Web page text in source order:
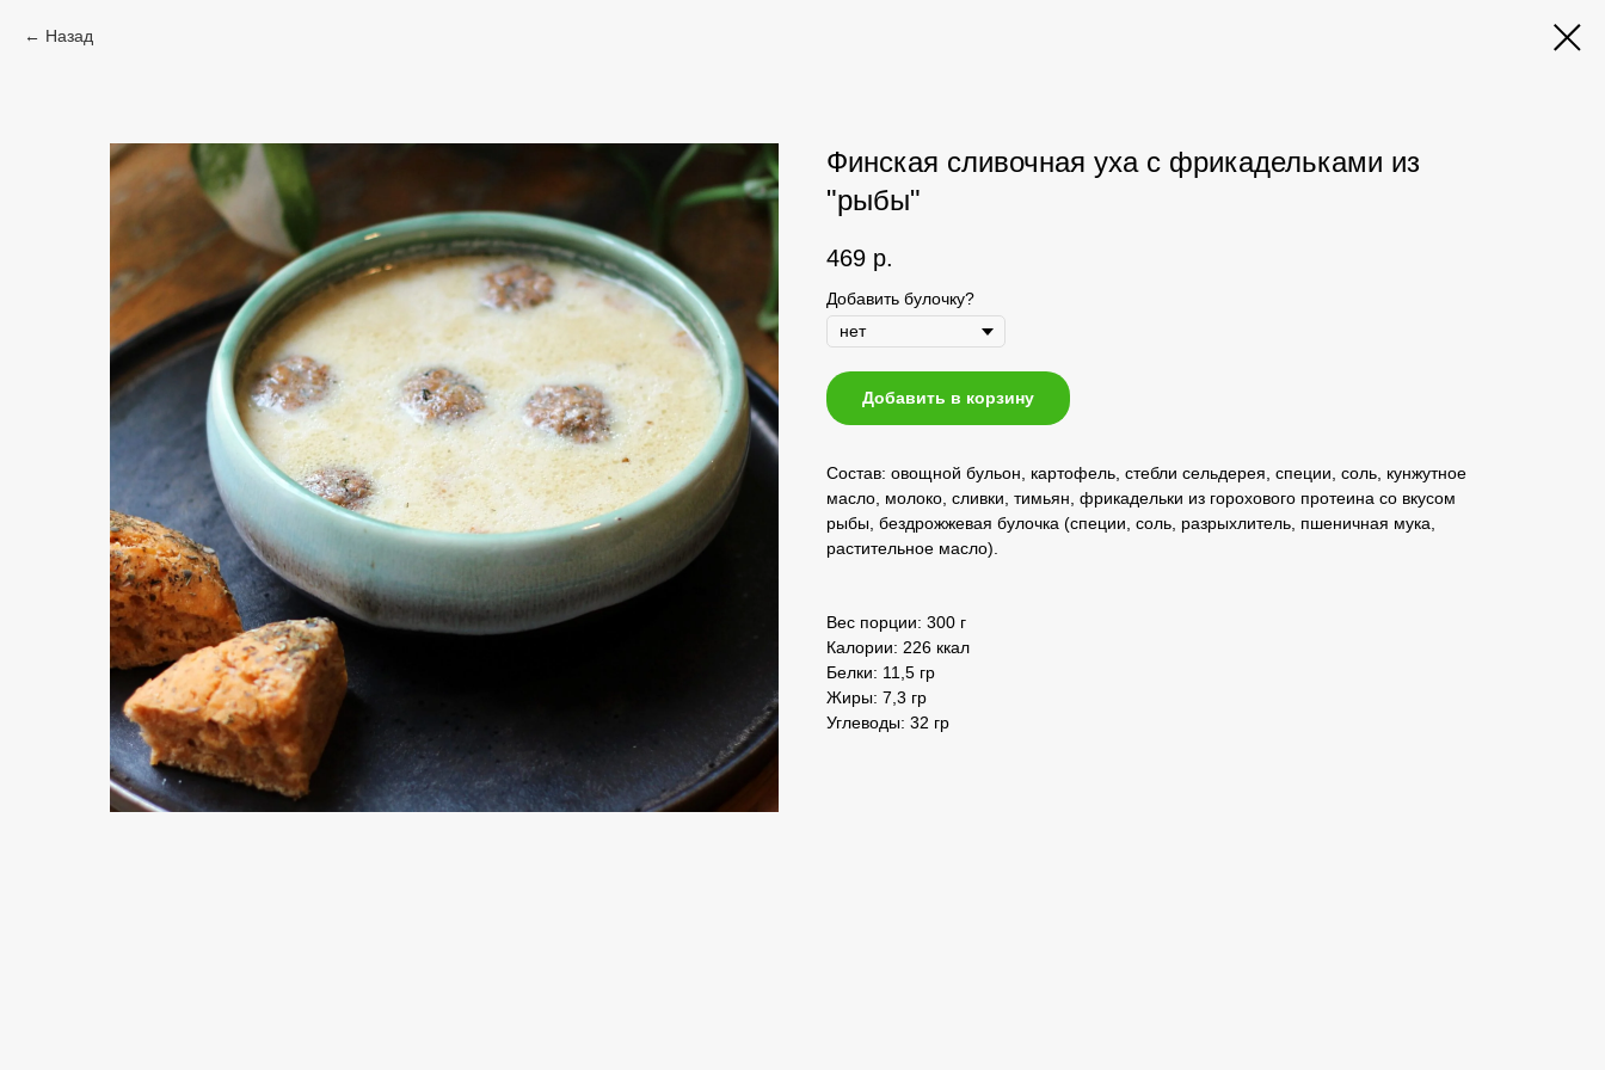
Назад
Финская сливочная уха с фрикадельками из
"рыбы"
469 р.
Добавить булочку?
Добавить в корзину
Состав: овощной бульон, картофель, стебли сельдерея, специи, соль, кунжутное
масло, молоко, сливки, тимьян, фрикадельки из горохового протеина со вкусом
рыбы, бездрожжевая булочка (специи, соль, разрыхлитель, пшеничная мука,
растительное масло).
Вес порции: 300 г
Калории: 226 ккал
Белки: 11,5 гр
Жиры: 7,3 гр
Углеводы: 32 гр